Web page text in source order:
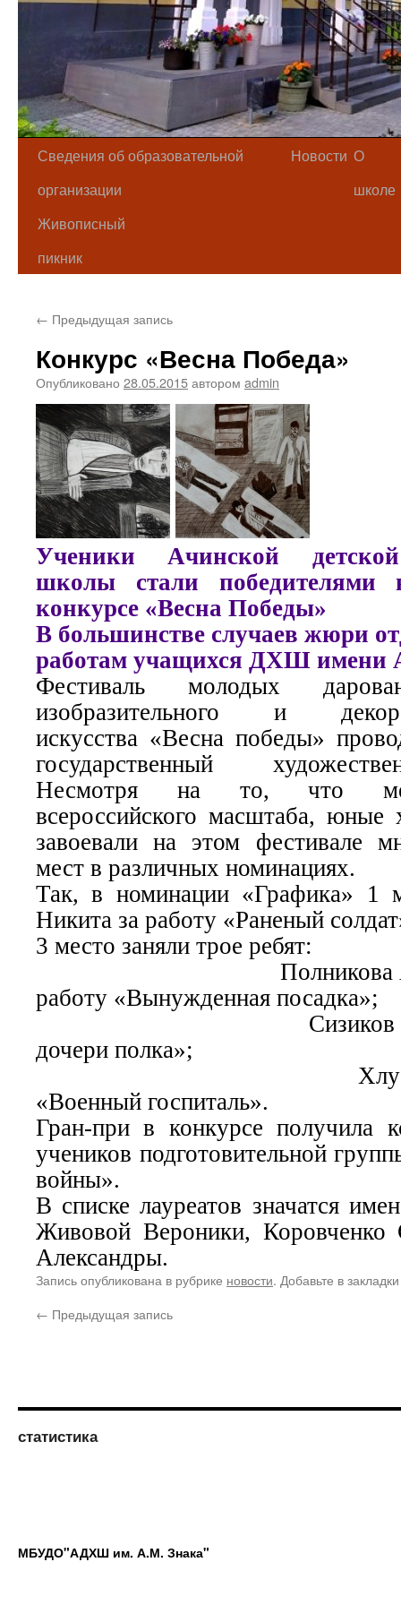
Сведения об образовательной
организации
Новости О
школе
Живописный
пикник
← Предыдущая запись
Конкурс «Весна Победа»
Опубликовано 28.05.2015автором admin
Ученики Ачинской детской
школы стали победителями
конкурсе «Весна Победы»
В большинстве случаев жюри
работам учащихся ДХШ имени
Фестиваль молодых
изобразительного и
искусства «Весна победы»
государственный
Несмотря на то, что
всероссийского масштаба, юные
завоевали на этом фестивале
мест в различных номинациях.
Так, в номинации «Графика» 1
Никита за работу «Раненый
3 место заняли трое ребят:
Полникова
работу «Вынужденная посадка»;
Сизиков
дочери полка»;
Хлусевич
«Военный госпиталь».
Гран-при в конкурсе получила
учеников подготовительной
войны».
В списке лауреатов значатся
Живовой Вероники, Коровченко
Александры.
Запись опубликована в рубрике новости. Добавьте в
← Предыдущая запись
статистика
МБУДО"АДХШ им. А.М. Знака"